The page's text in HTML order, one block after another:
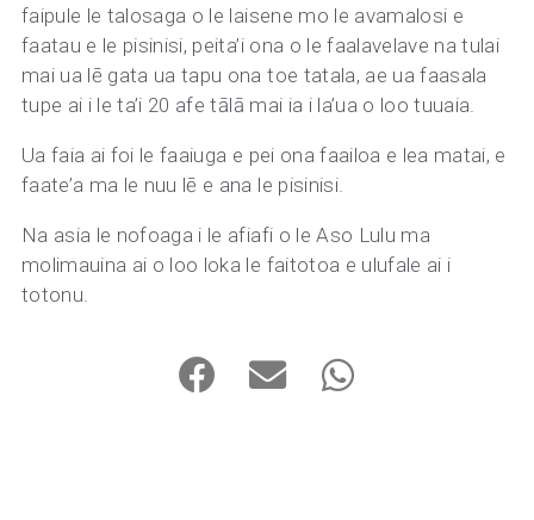
faipule le talosaga o le laisene mo le avamalosi e
faatau e le pisinisi, peita’i ona o le faalavelave na tulai
mai ua lē gata ua tapu ona toe tatala, ae ua faasala
tupe ai i le ta’i 20 afe tālā mai ia i la’ua o loo tuuaia.
Ua faia ai foi le faaiuga e pei ona faailoa e lea matai, e
faate’a ma le nuu lē e ana le pisinisi.
Na asia le nofoaga i le afiafi o le Aso Lulu ma
molimauina ai o loo loka le faitotoa e ulufale ai i
totonu.